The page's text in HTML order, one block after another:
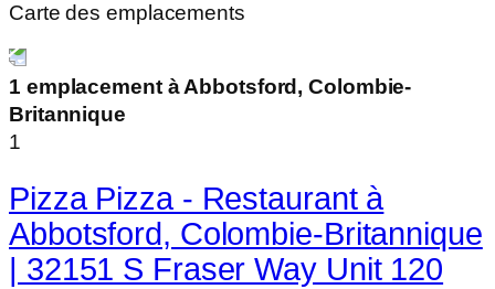
Carte des emplacements
1 emplacement à Abbotsford, Colombie-
Britannique
1
Pizza Pizza - Restaurant à
Abbotsford, Colombie-Britannique
| 32151 S Fraser Way Unit 120